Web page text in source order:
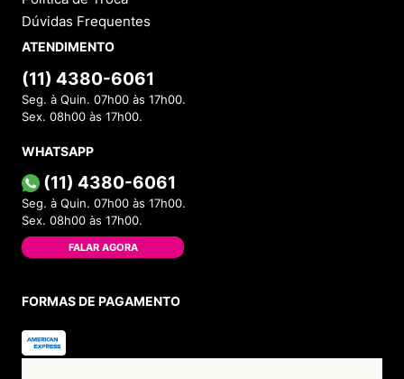
Dúvidas Frequentes
ATENDIMENTO
(11) 4380-6061
Seg. à Quin. 07h00 às 17h00.
Sex. 08h00 às 17h00.
WHATSAPP
(11) 4380-6061
Seg. à Quin. 07h00 às 17h00.
Sex. 08h00 às 17h00.
FALAR AGORA
FORMAS DE PAGAMENTO